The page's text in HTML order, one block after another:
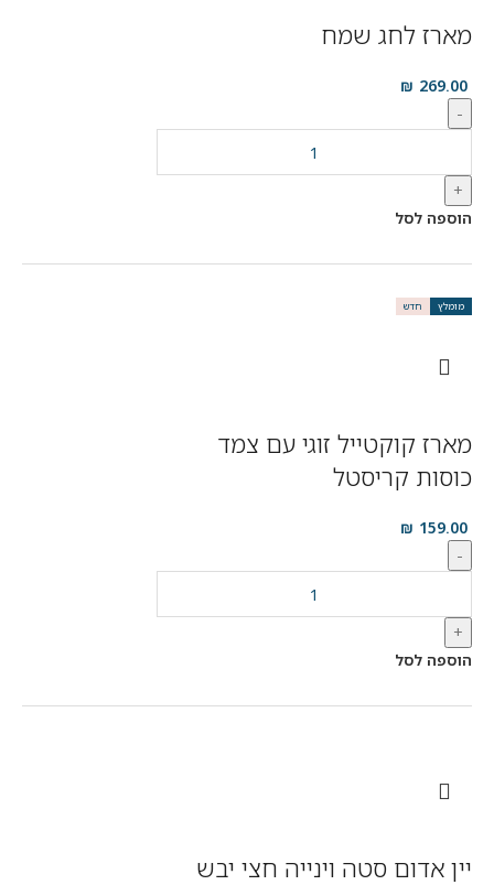
מארז לחג שמח
269.00
₪
-
+
הוספה לסל
מומלץ חדש
מארז קוקטייל זוגי עם צמד
כוסות קריסטל
159.00
₪
-
+
הוספה לסל
יין אדום סטה וינייה חצי יבש